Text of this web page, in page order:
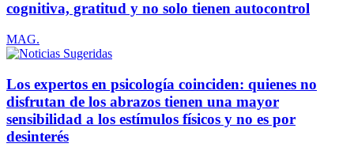
cognitiva, gratitud y no solo tienen autocontrol
MAG.
Los expertos en psicología coinciden: quienes no
disfrutan de los abrazos tienen una mayor
sensibilidad a los estímulos físicos y no es por
desinterés